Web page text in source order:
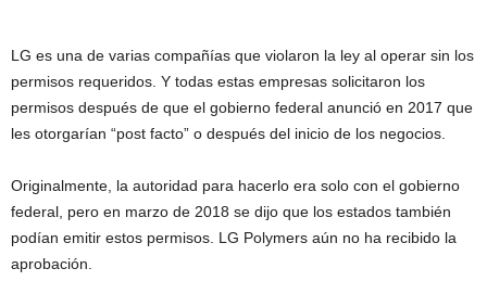
LG es una de varias compañías que violaron la ley al operar sin los
permisos requeridos. Y todas estas empresas solicitaron los
permisos después de que el gobierno federal anunció en 2017 que
les otorgarían “post facto” o después del inicio de los negocios.
Originalmente, la autoridad para hacerlo era solo con el gobierno
federal, pero en marzo de 2018 se dijo que los estados también
podían emitir estos permisos. LG Polymers aún no ha recibido la
aprobación.